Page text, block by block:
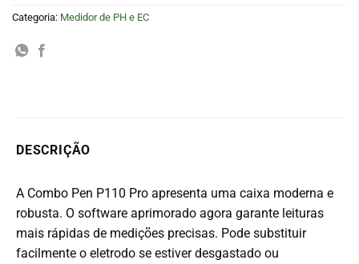
Categoria: Medidor de PH e EC
DESCRIÇÃO
A Combo Pen P110 Pro apresenta uma caixa moderna e
robusta. O software aprimorado agora garante leituras
mais rápidas de medições precisas. Pode substituir
facilmente o eletrodo se estiver desgastado ou